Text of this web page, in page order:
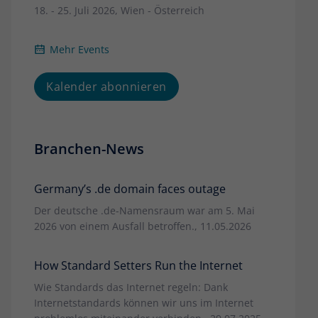
18. - 25. Juli 2026, Wien - Österreich
Mehr Events
Kalender abonnieren
Branchen-News
Germany’s .de domain faces outage
Der deutsche .de-Namensraum war am 5. Mai
2026 von einem Ausfall betroffen., 11.05.2026
How Standard Setters Run the Internet
Wie Standards das Internet regeln: Dank
Internetstandards können wir uns im Internet